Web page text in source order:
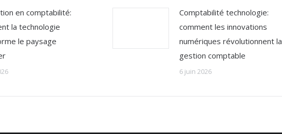
en comptabilité:
la technologie
le paysage
Comptabilité technologie:
comment les innovations
numériques révolutionnent la
gestion comptable
6 juin 2026